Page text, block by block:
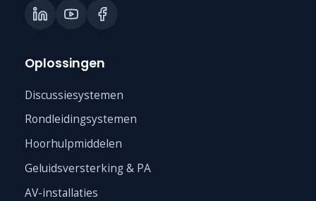
Oplossingen
Discussiesystemen
Rondleidingsystemen
Hoorhulpmiddelen
Geluidsversterking & PA
AV-installaties